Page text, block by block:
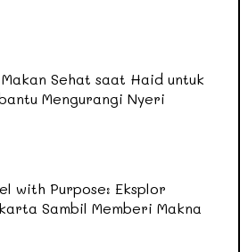
Sehat saat Haid untuk
Mengurangi Nyeri
with Purpose: Eksplor
Sambil Memberi Makna